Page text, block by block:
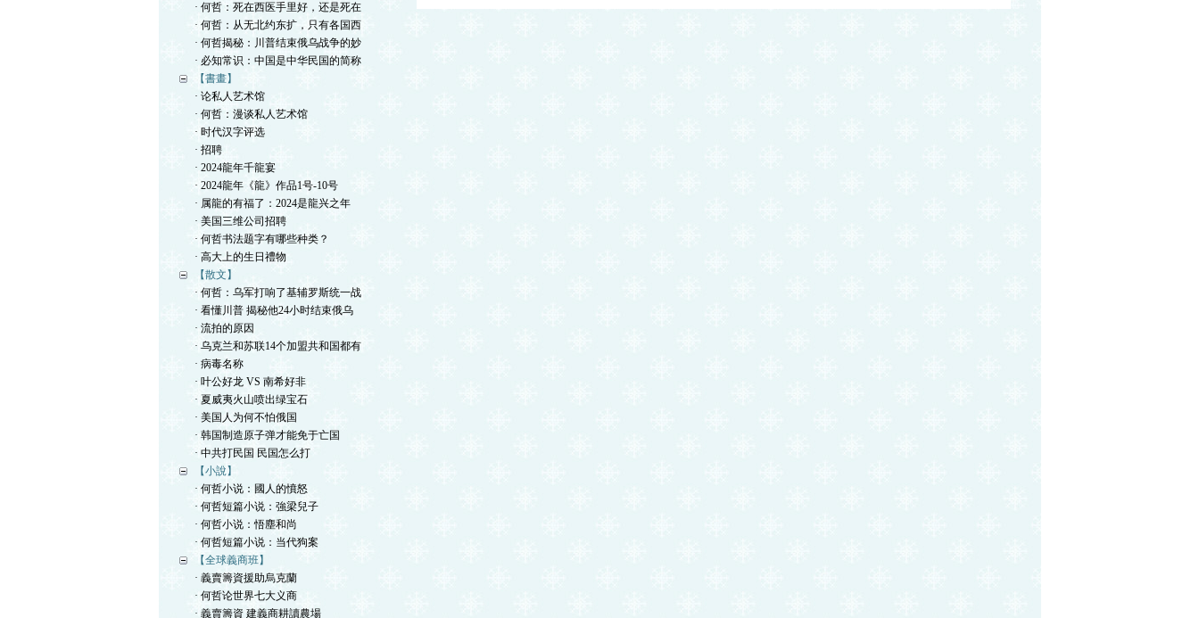
· 何哲：死在西医手里好，还是死在
· 何哲：从无北约东扩，只有各国西
· 何哲揭秘：川普结束俄乌战争的妙
· 必知常识：中国是中华民国的简称
【書畫】
· 论私人艺术馆
· 何哲：漫谈私人艺术馆
· 时代汉字评选
· 招聘
· 2024龍年千龍宴
· 2024龍年《龍》作品1号-10号
· 属龍的有福了：2024是龍兴之年
· 美国三维公司招聘
· 何哲书法题字有哪些种类？
· 高大上的生日禮物
【散文】
· 何哲：乌军打响了基辅罗斯统一战
· 看懂川普 揭秘他24小时结束俄乌
· 流拍的原因
· 乌克兰和苏联14个加盟共和国都有
· 病毒名称
· 叶公好龙 VS 南希好非
· 夏威夷火山喷出绿宝石
· 美国人为何不怕俄国
· 韩国制造原子弹才能免于亡国
· 中共打民国 民国怎么打
【小說】
· 何哲小说：國人的憤怒
· 何哲短篇小说：強梁兒子
· 何哲小说：悟塵和尚
· 何哲短篇小说：当代狗案
【全球義商班】
· 義賣籌資援助烏克蘭
· 何哲论世界七大义商
· 義賣籌資 建義商耕讀農場